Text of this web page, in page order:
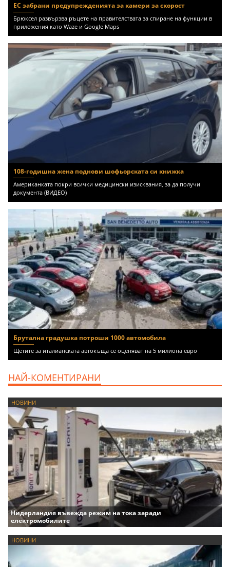
ЕС забрани предупрежденията за камери за скорост
Брюксел развързва ръцете на правителствата за спиране на функции в
приложения като Waze и Google Maps
108-годишна жена поднови шофьорската си книжка
Американката покри всички медицински изисквания, за да получи
документа (ВИДЕО)
Брутална градушка потроши 1000 автомобила
Щетите за италианската автокъща се оценяват на 5 милиона евро
НАЙ-КОМЕНТИРАНИ
НОВИНИ
Нидерландия въвежда режим на тока заради
електромобилите
НОВИНИ